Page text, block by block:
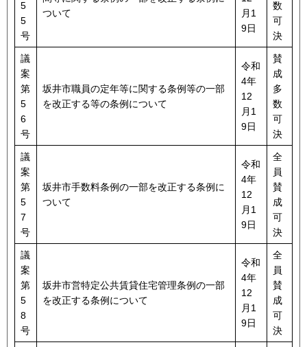
5
5
号
ついて
月1
9日
数
可
決
議
案
第
5
6
号
坂井市職員の定年等に関する条例等の一部
を改正する等の条例について
令和
4年
12
月1
9日
賛
成
多
数
可
決
議
案
第
5
7
号
坂井市手数料条例の一部を改正する条例に
ついて
令和
4年
12
月1
9日
全
員
賛
成
可
決
議
案
第
5
8
号
坂井市営特定公共賃貸住宅管理条例の一部
を改正する条例について
令和
4年
12
月1
9日
全
員
賛
成
可
決